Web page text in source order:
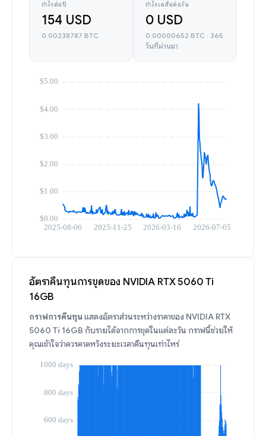
กำไรต่อปี
154 USD
0.00238787 BTC
กำไรเฉลี่ยต่อวัน
0 USD
0.00000652 BTC · 365
วันที่ผ่านมา
อัตราคืนทุนการขุดของ NVIDIA RTX 5060 Ti
16GB
กราฟการคืนทุนแสดงอัตราส่วนระหว่างราคาของ NVIDIA RTX
5060 Ti 16GB กับรายได้จากการขุดในแต่ละวัน กราฟนี้ช่วยให้
คุณเข้าใจว่าควรคาดหวังระยะเวลาคืนทุนเท่าไหร่